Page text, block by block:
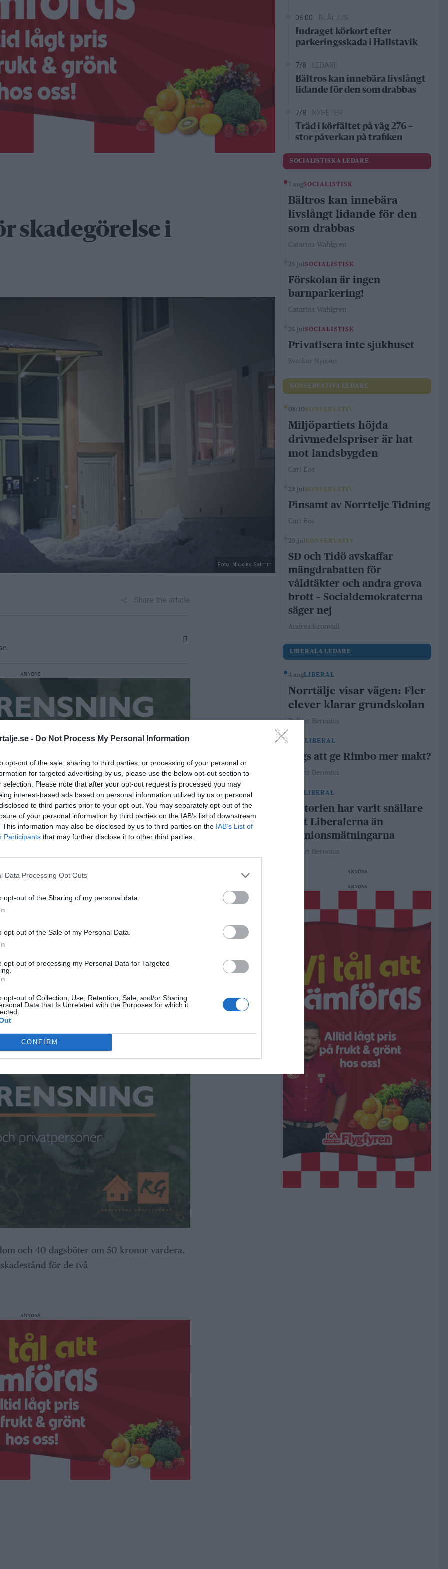
- Do Not Process My Personal Information
opt-out of the sale, sharing to third parties, or processing of your personal or
for targeted advertising by us, please use the below opt-out section to
selection. Please note that after your opt-out request is processed you may
interest-based ads based on personal information utilized by us or personal
to third parties prior to your opt-out. You may separately opt-out of the
of your personal information by third parties on the IAB’s list of downstream
This information may also be disclosed by us to third parties on the IAB’s List of
Participants that may further disclose it to other third parties.
Data Processing Opt Outs
opt-out of the Sharing of my personal data.
opt-out of the Sale of my Personal Data.
opt-out of processing my Personal Data for Targeted
opt-out of Collection, Use, Retention, Sale, and/or Sharing
Data that Is Unrelated with the Purposes for which it
CONFIRM
skadegörelse i
Foto: Nicklas Salmin
Share the article
ANNONS
förstört två övervakningskameror vid
har nu meddelat dom och
ska mannen, som är 20 år gammal, den 8
två övervakningskameror tillhörande en
ska ha orsakat skador till ett värde
gärningen och gått med på att betala
att mannen agerat med uppsåt och att
ett brott av normalgraden. Påföljden bestäms
och 40 dagsböter om 50 kronor vardera.
för de två
ANNONS
06:00 BLÅLJUS
Indraget körkort efter
parkeringsskada i Hallstavik
7/8 LEDARE
Bältros kan innebära livslångt
lidande för den som drabbas
7/8 NYHETER
Träd i körfältet på väg 276 –
stor påverkan på trafiken
SOCIALISTISKA LEDARE
7 augSOCIALISTISK
Bältros kan innebära
livslångt lidande för den
som drabbas
Catarina Wahlgren
28 julSOCIALISTISK
Förskolan är ingen
barnparkering!
Catarina Wahlgren
26 julSOCIALISTISK
Privatisera inte sjukhuset
Sverker Nyman
KONSERVATIVA LEDARE
08:10 KONSERVATIV
Miljöpartiets höjda
drivmedelspriser är hat
mot landsbygden
Carl Eos
29 jul KONSERVATIV
Pinsamt av Norrtelje Tidning
Carl Eos
20 jul KONSERVATIV
SD och Tidö avskaffar
mängdrabatten för
våldtäkter och andra grova
brott – Socialdemokraterna
säger nej
Andrea Kronvall
LIBERALA LEDARE
4 augLIBERAL
Norrtälje visar vägen: Fler
elever klarar grundskolan
Robert Beronius
29 julLIBERAL
Dags att ge Rimbo mer makt?
Robert Beronius
LIBERAL
Historien har varit snällare
mot Liberalerna än
opinionsmätningarna
Robert Beronius
ANNONS
ANNONS